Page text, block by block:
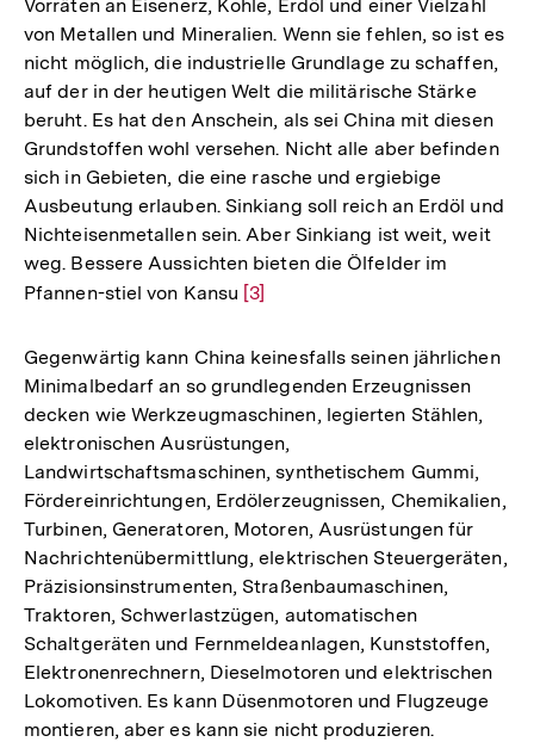
Vorräten an Eisenerz, Kohle, Erdöl und einer Vielzahl
von Metallen und Mineralien. Wenn sie fehlen, so ist es
nicht möglich, die industrielle Grundlage zu schaffen,
auf der in der heutigen Welt die militärische Stärke
beruht. Es hat den Anschein, als sei China mit diesen
Grundstoffen wohl versehen. Nicht alle aber befinden
sich in Gebieten, die eine rasche und ergiebige
Ausbeutung erlauben. Sinkiang soll reich an Erdöl und
Nichteisenmetallen sein. Aber Sinkiang ist weit, weit
weg. Bessere Aussichten bieten die Ölfelder im
Pfannen-stiel von Kansu Zur
der
Fußnote
[3]
Gegenwärtig kann China keinesfalls seinen jährlichen
Minimalbedarf an so grundlegenden Erzeugnissen
decken wie Werkzeugmaschinen, legierten Stählen,
elektronischen Ausrüstungen,
Landwirtschaftsmaschinen, synthetischem Gummi,
Fördereinrichtungen, Erdölerzeugnissen, Chemikalien,
Turbinen, Generatoren, Motoren, Ausrüstungen für
Nachrichtenübermittlung, elektrischen Steuergeräten,
Präzisionsinstrumenten, Straßenbaumaschinen,
Traktoren, Schwerlastzügen, automatischen
Schaltgeräten und Fernmeldeanlagen, Kunststoffen,
Elektronenrechnern, Dieselmotoren und elektrischen
Lokomotiven. Es kann Düsenmotoren und Flugzeuge
montieren, aber es kann sie nicht produzieren.